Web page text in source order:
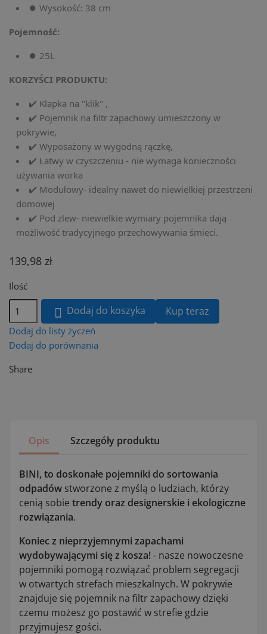
⏺️ Wysokość: 38 cm
Pojemność:
⏺️ 25L
KORZYŚCI PRODUKTU:
✔️ Klapka na "klik" ,
✔️ Pojemnik na filtr zapachowy umieszczony w
pokrywie,
✔️ Wyposażony w wygodną rączkę,
✔️ Łatwy w czyszczeniu - nie wymaga konieczności
używania worka
✔️ Modułowy- idealny nawet do niewielkiej przestrzeni
domowej
✔️ Pod zlew- niewielkie wymiary pojemnika dają
możliwość tradycyjnego przechowywania śmieci.
139,98 zł
Ilość
 Dodaj do koszyka Kup teraz
Dodaj do listy życzeń
Dodaj do porównania
Share
Opis Szczegóły produktu
BINI, to doskonałe pojemniki do sortowania
odpadów stworzone z myślą o ludziach, którzy
cenią sobie trendy oraz designerskie i ekologiczne
rozwiązania.
Koniec z nieprzyjemnymi zapachami
wydobywającymi się z kosza!- nasze nowoczesne
pojemniki pomogą rozwiązać problem segregacji
w otwartych strefach mieszkalnych. W pokrywie
znajduje się pojemnik na filtr zapachowy dzięki
czemu możesz go postawić w strefie gdzie
przyjmujesz gości.